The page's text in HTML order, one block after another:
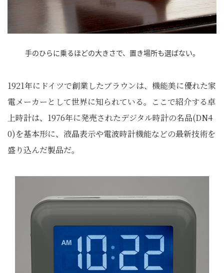
手のひらに乗るほどの大きさで、置き場所も選ばない。
1921年にドイツで創業したブラウンは、機能美に優れた家
電メーカーとして世界に知られている。ここで紹介する卓
上時計は、1976年に発売されたデジタル時計の名品(DN4
0)を基本形に、液晶表示や電波時計機能などの最新技術を
盛り込んだ製品だ。